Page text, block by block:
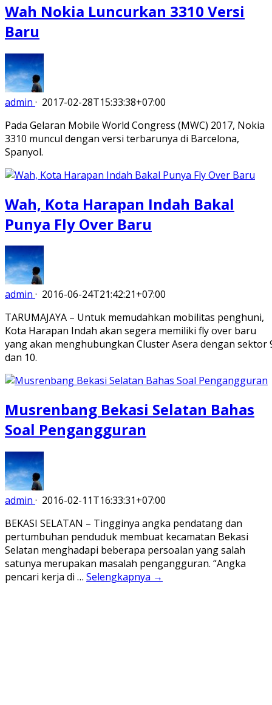
Wah Nokia Luncurkan 3310 Versi
Baru
admin · 2017-02-28T15:33:38+07:00
Pada Gelaran Mobile World Congress (MWC) 2017, Nokia
3310 muncul dengan versi terbarunya di Barcelona,
Spanyol.
Wah, Kota Harapan Indah Bakal
Punya Fly Over Baru
admin · 2016-06-24T21:42:21+07:00
TARUMAJAYA – Untuk memudahkan mobilitas penghuni,
Kota Harapan Indah akan segera memiliki fly over baru
yang akan menghubungkan Cluster Asera dengan sektor
dan 10.
Musrenbang Bekasi Selatan Bahas
Soal Pengangguran
admin · 2016-02-11T16:33:31+07:00
BEKASI SELATAN – Tingginya angka pendatang dan
pertumbuhan penduduk membuat kecamatan Bekasi
Selatan menghadapi beberapa persoalan yang salah
satunya merupakan masalah pengangguran. “Angka
pencari kerja di … Selengkapnya →